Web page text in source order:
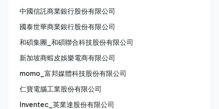
中國信託商業銀行股份有限公司
國泰世華商業銀行股份有限公司
和碩集團_和碩聯合科技股份有限公司
新加坡商蝦皮娛樂電商有限公司
momo_富邦媒體科技股份有限公司
仁寶電腦工業股份有限公司
Inventec_英業達股份有限公司